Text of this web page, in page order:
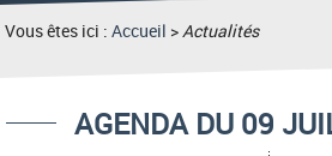
Vous êtes ici :Accueil >Actualités
AGENDA DU 09